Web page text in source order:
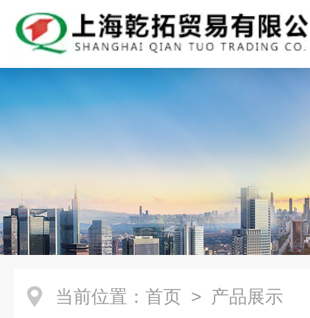
当前位置： 首页 > 产品展示